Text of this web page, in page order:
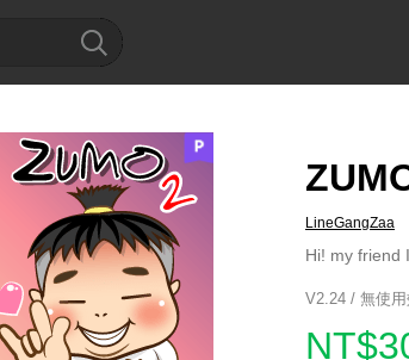
LineGangZaa
Hi! my friend
V2.24 / 無使用